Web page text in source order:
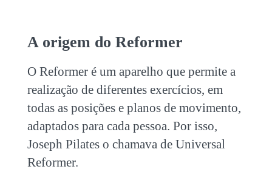
A origem do Reformer
O Reformer é um aparelho que permite a
realização de diferentes exercícios, em
todas as posições e planos de movimento,
adaptados para cada pessoa. Por isso,
Joseph Pilates o chamava de Universal
Reformer.